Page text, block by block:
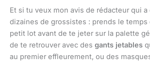
Et si tu veux mon avis de rédacteur qui a
dizaines de grossistes : prends le temps
petit lot avant de te jeter sur la palette
de te retrouver avec des gants jetables
au premier effleurement, ou des